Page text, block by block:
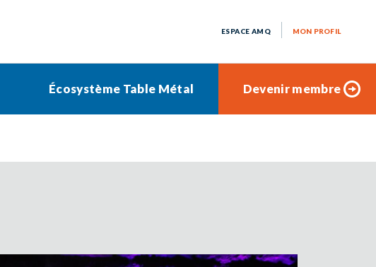
ESPACE AMQ MON PROFIL
Écosystème Table Métal Devenir membre